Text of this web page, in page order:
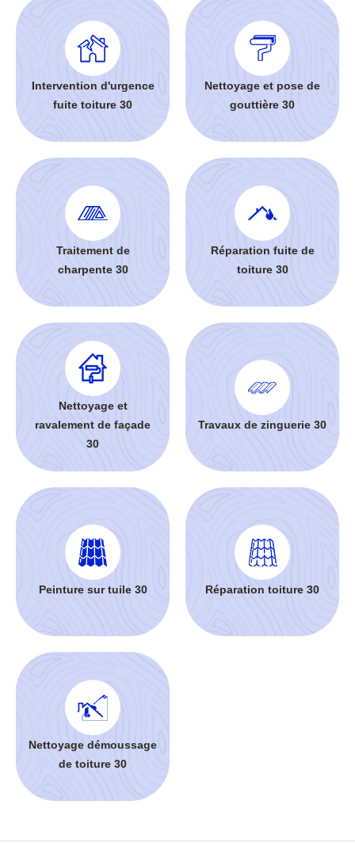
Intervention d'urgence
fuite toiture 30
Nettoyage et pose de
gouttière 30
Traitement de
charpente 30
Réparation fuite de
toiture 30
Nettoyage et
ravalement de façade
30
Travaux de zinguerie 30
Peinture sur tuile 30 Réparation toiture 30
Nettoyage démoussage
de toiture 30